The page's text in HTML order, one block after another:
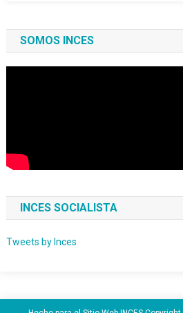
SOMOS INCES
INCES SOCIALISTA
Tweets by Inces